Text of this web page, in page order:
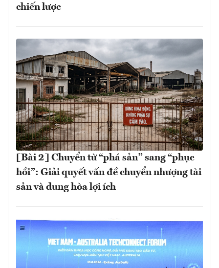
chiến lược
[Bài 2] Chuyển từ “phá sản” sang “phục
hồi”: Giải quyết vấn đề chuyển nhượng tài
sản và dung hòa lợi ích